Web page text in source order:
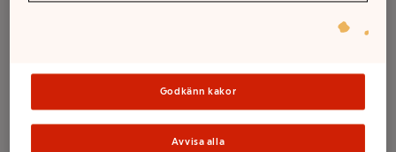
Sortimentet kan variera mellan butikerna
Godkänn kakor
Avvisa alla